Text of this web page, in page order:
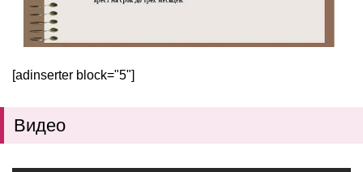
[adinserter block="5"]
Видео